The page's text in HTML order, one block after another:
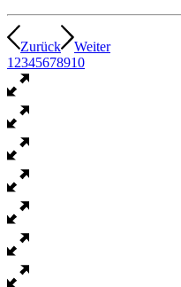
Zurück
Weiter
1 2345678910